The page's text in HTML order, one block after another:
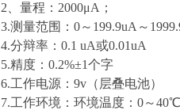
2、量程：2000μA；
3.测量范围：0～199.9uA～
4.分辩率：0.1 uA或0.01uA
5.精度：0.2%±1个字
6.工作电源：9v（层叠电池）
7.工作环境：环境温度：0～40℃